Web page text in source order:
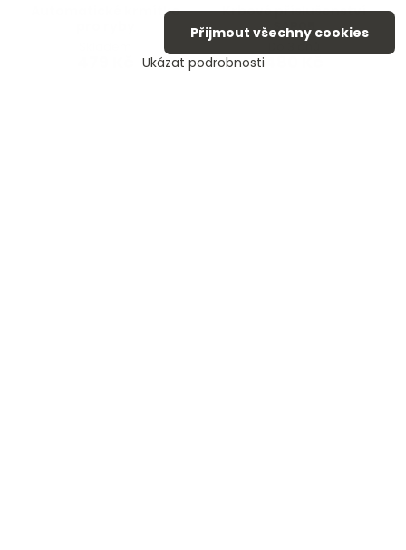
Automatické krmítko
Krbové příslušenství
SAP05
Do 3 dnů
480 Kč
Ukázat podrobnosti
Přijmout všechny cookies